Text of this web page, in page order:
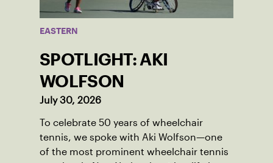
EASTERN
SPOTLIGHT: AKI
WOLFSON
July 30, 2026
To celebrate 50 years of wheelchair
tennis, we spoke with Aki Wolfson—one
of the most prominent wheelchair tennis